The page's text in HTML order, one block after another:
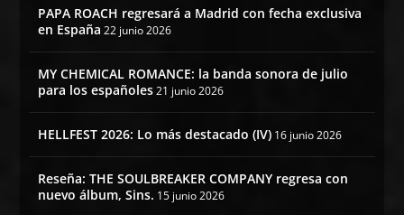
PAPA ROACH regresará a Madrid con fecha exclusiva
en España 22 junio 2026
MY CHEMICAL ROMANCE: la banda sonora de julio
para los españoles 21 junio 2026
HELLFEST 2026: Lo más destacado (IV) 16 junio 2026
Reseña: THE SOULBREAKER COMPANY regresa con
nuevo álbum, Sins. 15 junio 2026